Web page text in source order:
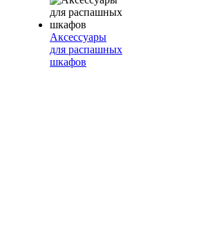
Аксессуары
для распашных
шкафов